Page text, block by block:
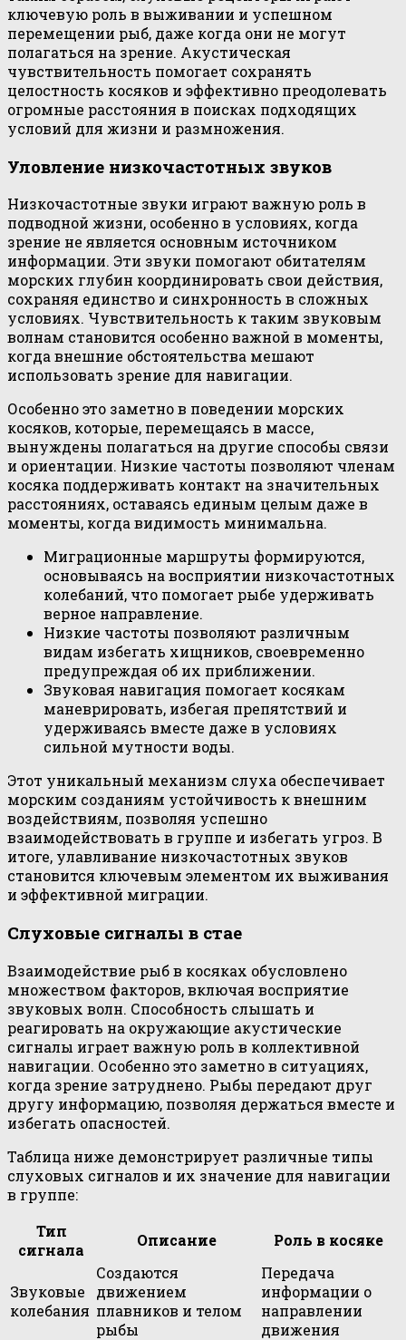
ключевую роль в выживании и успешном
перемещении рыб, даже когда они не могут
полагаться на зрение. Акустическая
чувствительность помогает сохранять
целостность косяков и эффективно преодолевать
огромные расстояния в поисках подходящих
условий для жизни и размножения.
Уловление низкочастотных звуков
Низкочастотные звуки играют важную роль в
подводной жизни, особенно в условиях, когда
зрение не является основным источником
информации. Эти звуки помогают обитателям
морских глубин координировать свои действия,
сохраняя единство и синхронность в сложных
условиях. Чувствительность к таким звуковым
волнам становится особенно важной в моменты,
когда внешние обстоятельства мешают
использовать зрение для навигации.
Особенно это заметно в поведении морских
косяков, которые, перемещаясь в массе,
вынуждены полагаться на другие способы связи
и ориентации. Низкие частоты позволяют членам
косяка поддерживать контакт на значительных
расстояниях, оставаясь единым целым даже в
моменты, когда видимость минимальна.
Миграционные маршруты формируются,
основываясь на восприятии низкочастотных
колебаний, что помогает рыбе удерживать
верное направление.
Низкие частоты позволяют различным
видам избегать хищников, своевременно
предупреждая об их приближении.
Звуковая навигация помогает косякам
маневрировать, избегая препятствий и
удерживаясь вместе даже в условиях
сильной мутности воды.
Этот уникальный механизм слуха обеспечивает
морским созданиям устойчивость к внешним
воздействиям, позволяя успешно
взаимодействовать в группе и избегать угроз. В
итоге, улавливание низкочастотных звуков
становится ключевым элементом их выживания
и эффективной миграции.
Слуховые сигналы в стае
Взаимодействие рыб в косяках обусловлено
множеством факторов, включая восприятие
звуковых волн. Способность слышать и
реагировать на окружающие акустические
сигналы играет важную роль в коллективной
навигации. Особенно это заметно в ситуациях,
когда зрение затруднено. Рыбы передают друг
другу информацию, позволяя держаться вместе и
избегать опасностей.
Таблица ниже демонстрирует различные типы
слуховых сигналов и их значение для навигации
в группе:
Тип
сигнала
Описание Роль в косяке
Звуковые
колебания
Создаются
движением
плавников и телом
рыбы
Передача
информации о
направлении
движения